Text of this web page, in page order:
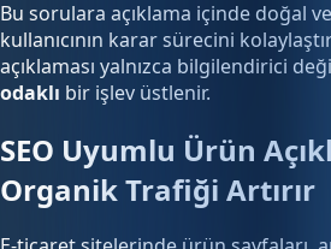
Bu sorulara açıklama içinde doğal
kullanıcının karar sürecini
açıklaması yalnızca bilgilendirici
odaklı bir işlev üstlenir.
SEO Uyumlu Ürün
Organik Trafiği Artırır